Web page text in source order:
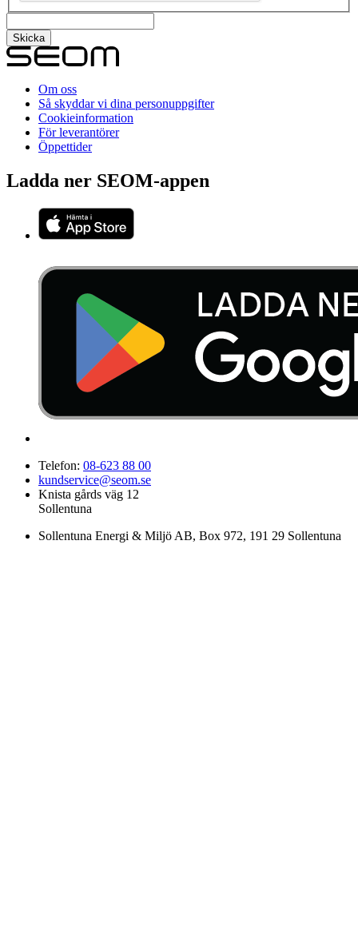
Om oss
Så skyddar vi dina personuppgifter
Cookieinformation
För leverantörer
Öppettider
Ladda ner SEOM-appen
Telefon: 08-623 88 00
kundservice@seom.se
Knista gårds väg 12
Sollentuna
Sollentuna Energi & Miljö AB, Box 972, 191 29 Sollentuna